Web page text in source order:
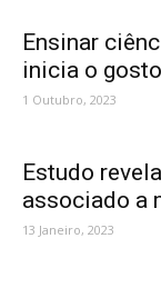
Ensinar
inicia o
1 Outubro, 2023
Estudo
associado a
13 Janeiro, 2023